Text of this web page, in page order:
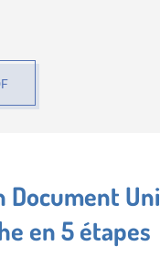
Document
en 5 étapes